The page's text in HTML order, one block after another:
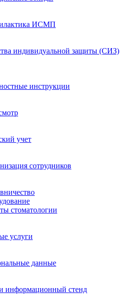
ИСМП
индивидуальной защиты (СИЗ)
инструкции
учет
сотрудников
стоматологии
услуги
данные
информационный стенд